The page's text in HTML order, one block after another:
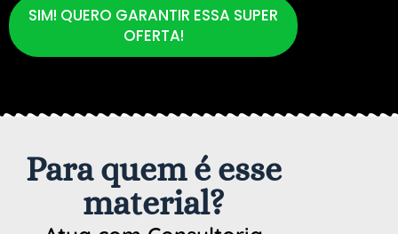
SIM! QUERO GARANTIR ESSA SUPER
OFERTA!
Para quem é esse
material?